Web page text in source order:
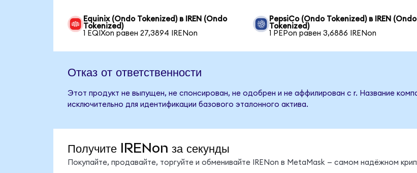
Equinix (Ondo Tokenized) в IREN (Ondo
Tokenized)
1 EQIXon равен 27,3894 IRENon
PepsiCo (Ondo Tokenized) в IREN (Ondo
Tokenized)
1 PEPon равен 3,6886 IRENon
Отказ от ответственности
Этот продукт не выпущен, не спонсирован, не одобрен и не аффилирован с r. Название
исключительно для идентификации базового эталонного актива.
Получите IRENon за секунды
Покупайте, продавайте, торгуйте и обменивайте IRENon в MetaMask — самом надёжном